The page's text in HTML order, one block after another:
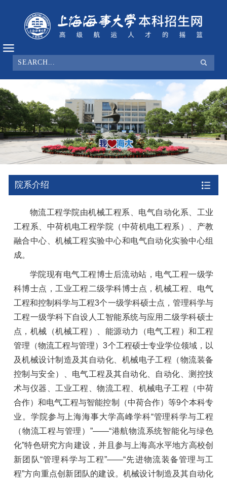
院系介绍
物流工程学院由机械工程系、电气自动化系、工业
工程系、中荷机电工程学院（中荷机电工程系）、产教
融合中心、机械工程实验中心和电气自动化实验中心组
成。
学院现有电气工程博士后流动站，电气工程一级学
科博士点，工业工程二级学科博士点，机械工程、电气
工程和控制科学与工程3个一级学科硕士点，管理科学与
工程一级学科下自设人工智能系统与应用二级学科硕士
点，机械（机械工程）、能源动力（电气工程）和工程
管理（物流工程与管理）3个工程硕士专业学位领域，以
及机械设计制造及其自动化、机械电子工程（物流装备
控制与安全）、电气工程及其自动化、自动化、测控技
术与仪器、工业工程、物流工程、机械电子工程（中荷
合作）和电气工程与智能控制（中荷合作）等9个本科专
业。学院参与上海海事大学高峰学科“管理科学与工程
（物流工程与管理）”——“港航物流系统智能化与绿色
化”特色研究方向建设，并且参与上海高水平地方高校创
新团队“管理科学与工程”——“先进物流装备管理与工
程”方向重点创新团队的建设。机械设计制造及其自动化